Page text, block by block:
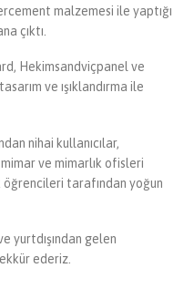
malzemesi ile yaptığı
çıktı.
Hekimsandviçpanel ve
ve ışıklandırma ile
nihai kullanıcılar,
ve mimarlık ofisleri
öğrencileri tarafından yoğun
yurtdışından gelen
ederiz.